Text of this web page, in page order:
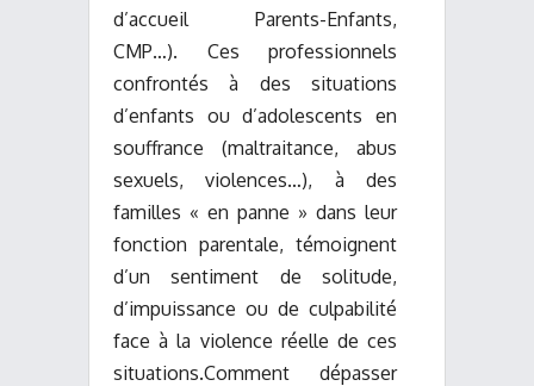
d’accueil Parents-Enfants,
CMP…). Ces professionnels
confrontés à des situations
d’enfants ou d’adolescents en
souffrance (maltraitance, abus
sexuels, violences…), à des
familles « en panne » dans leur
fonction parentale, témoignent
d’un sentiment de solitude,
d’impuissance ou de culpabilité
face à la violence réelle de ces
situations.Comment dépasser